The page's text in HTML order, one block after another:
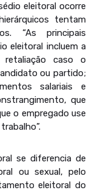
eleitoral ocorre
tentam
“As principais
eleitoral incluem a
caso o
ou partido;
salariais e
que
o empregado use
se diferencia de
ou sexual, pelo
eleitoral do